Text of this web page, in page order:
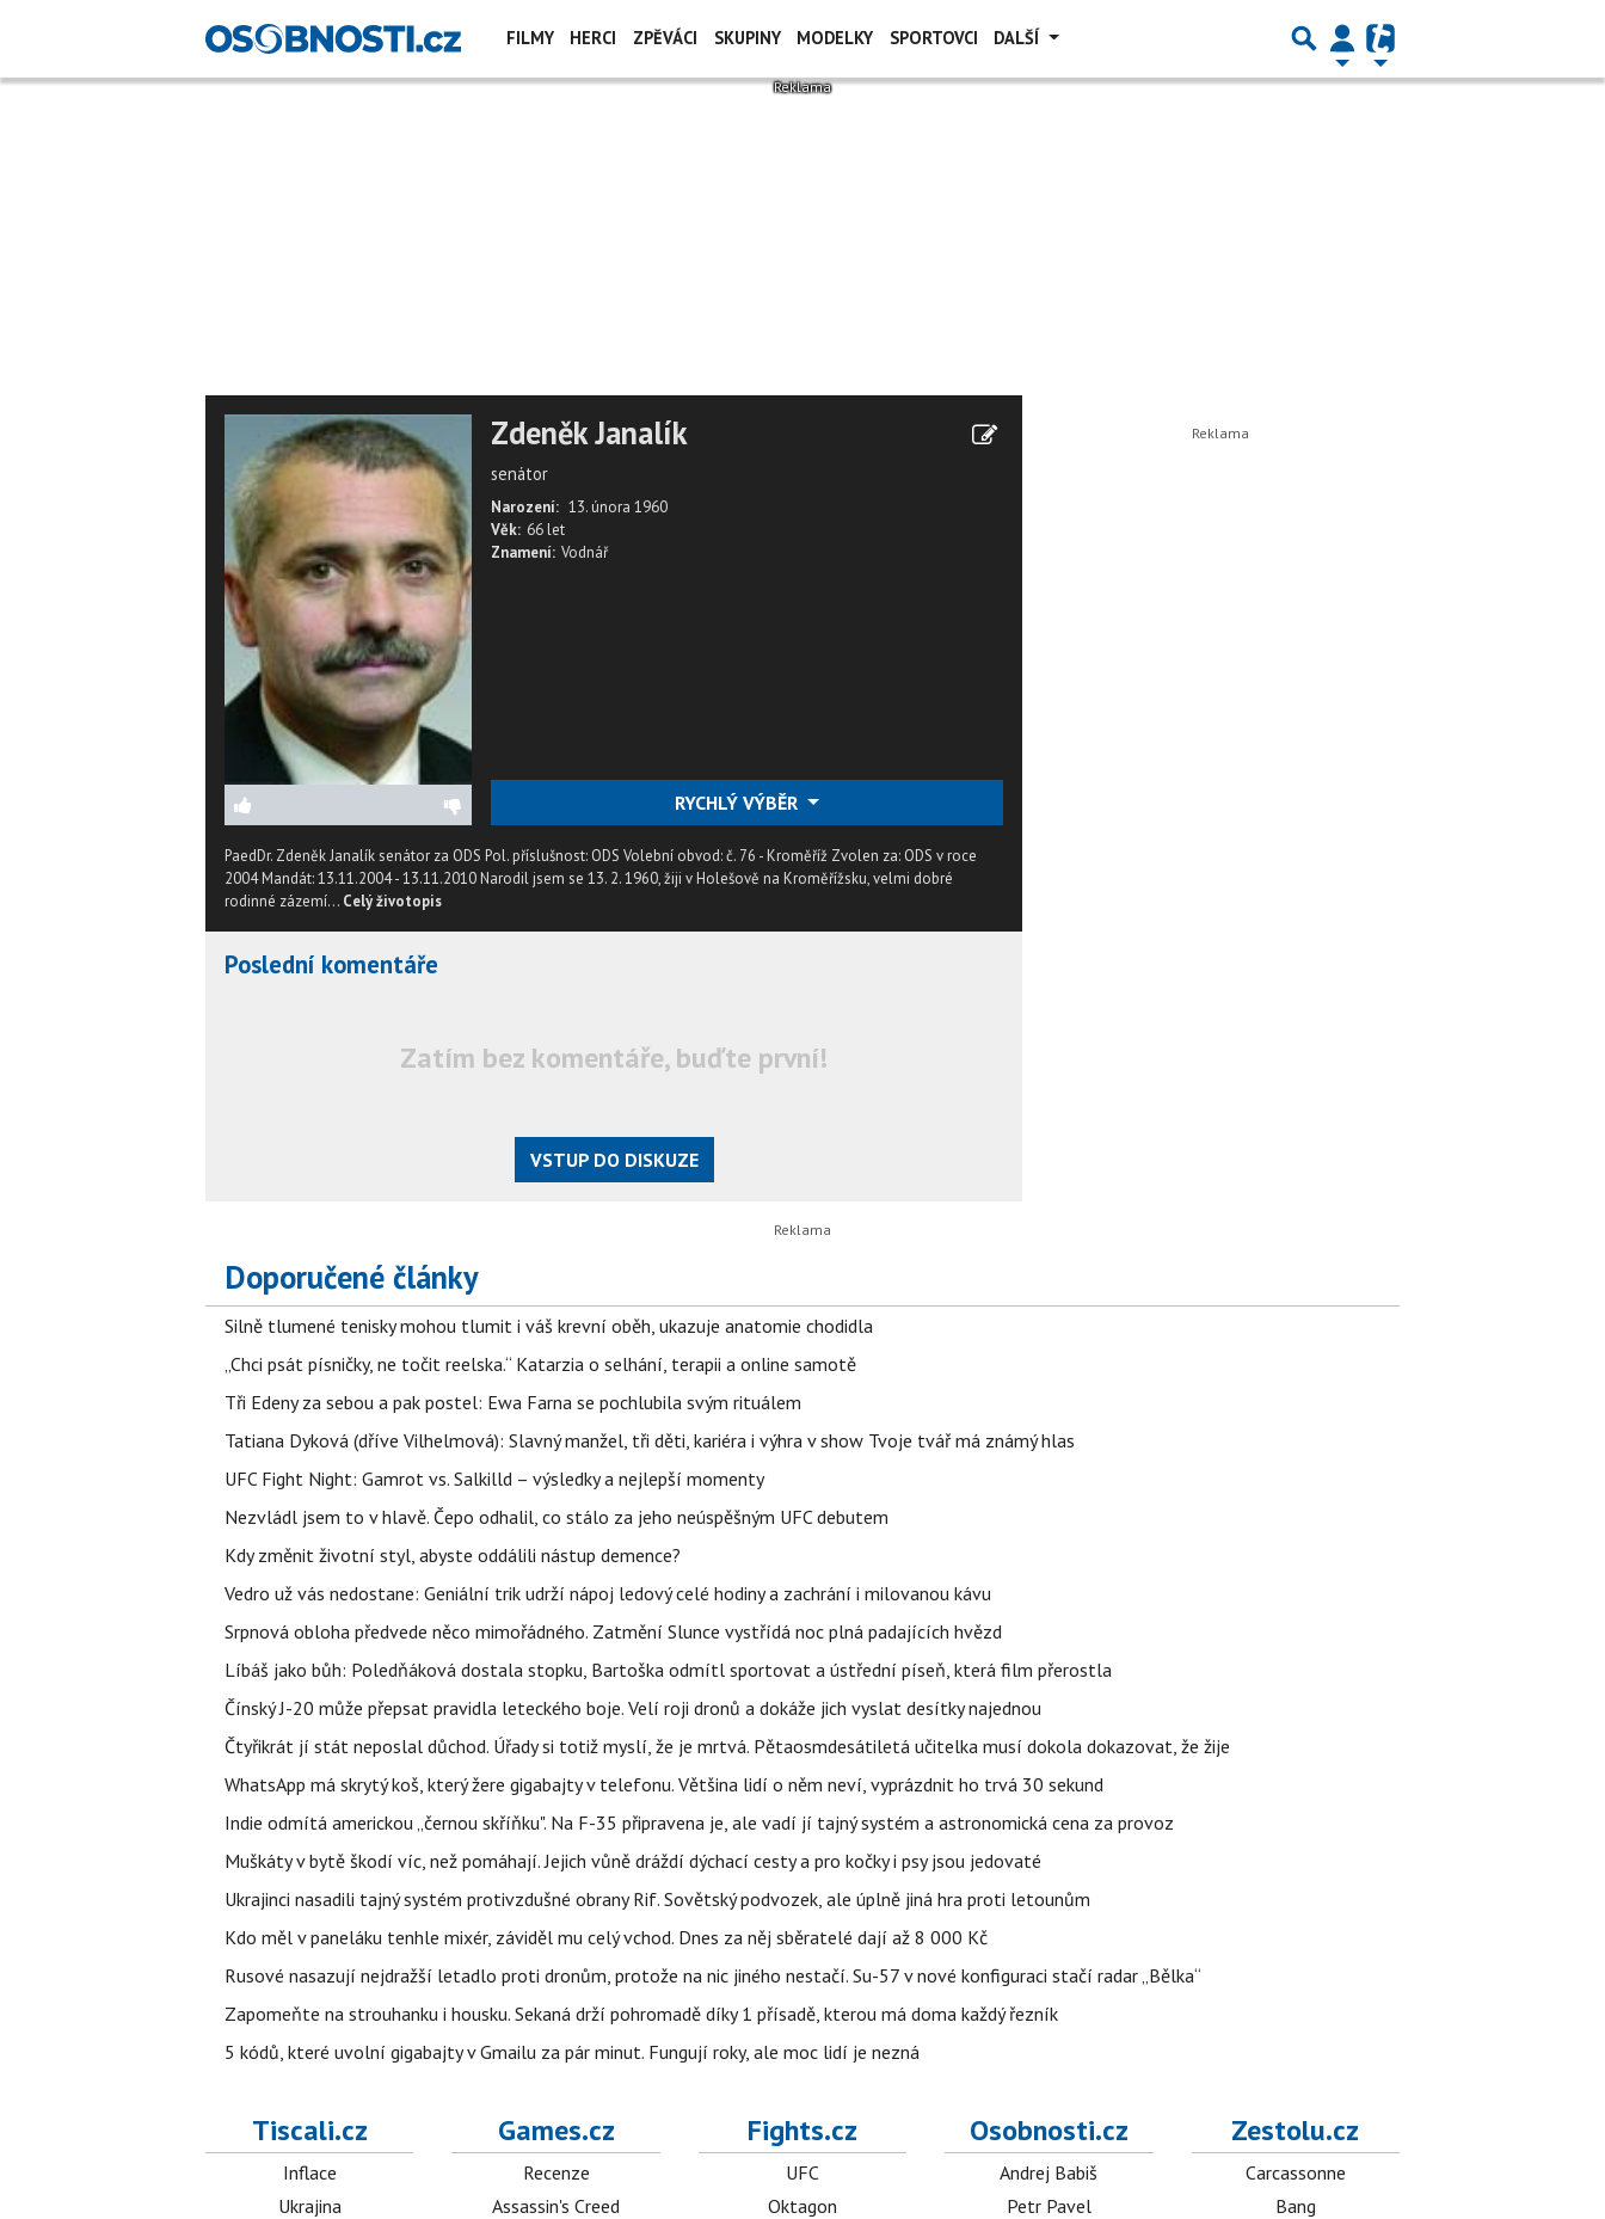
FILMY HERCI ZPĚVÁCI SKUPINY MODELKY SPORTOVCI DALŠÍ
Zdeněk Janalík
senátor
Narození: 13. února 1960
Věk: 66 let
Znamení: Vodnář
RYCHLÝ VÝBĚR
PaedDr. Zdeněk Janalík senátor za ODS Pol. příslušnost: ODS Volební obvod: č. 76 - Kroměříž Zvolen za: ODS v roce
2004 Mandát: 13.11.2004 - 13.11.2010 Narodil jsem se 13. 2. 1960, žiji v Holešově na Kroměřížsku, velmi dobré
rodinné zázemí... Celý životopis
Poslední komentáře
Zatím bez komentáře, buďte první!
VSTUP DO DISKUZE
Doporučené články
Silně tlumené tenisky mohou tlumit i váš krevní oběh, ukazuje anatomie chodidla
„Chci psát písničky, ne točit reelska.“ Katarzia o selhání, terapii a online samotě
Tři Edeny za sebou a pak postel: Ewa Farna se pochlubila svým rituálem
Tatiana Dyková (dříve Vilhelmová): Slavný manžel, tři děti, kariéra i výhra v show Tvoje tvář má známý hlas
UFC Fight Night: Gamrot vs. Salkilld – výsledky a nejlepší momenty
Nezvládl jsem to v hlavě. Čepo odhalil, co stálo za jeho neúspěšným UFC debutem
Kdy změnit životní styl, abyste oddálili nástup demence?
Vedro už vás nedostane: Geniální trik udrží nápoj ledový celé hodiny a zachrání i milovanou kávu
Srpnová obloha předvede něco mimořádného. Zatmění Slunce vystřídá noc plná padajících hvězd
Líbáš jako bůh: Poledňáková dostala stopku, Bartoška odmítl sportovat a ústřední píseň, která film přerostla
Čínský J-20 může přepsat pravidla leteckého boje. Velí roji dronů a dokáže jich vyslat desítky najednou
Čtyřikrát jí stát neposlal důchod. Úřady si totiž myslí, že je mrtvá. Pětaosmdesátiletá učitelka musí dokola dokazovat, že žije
WhatsApp má skrytý koš, který žere gigabajty v telefonu. Většina lidí o něm neví, vyprázdnit ho trvá 30 sekund
Indie odmítá americkou „černou skříňku". Na F-35 připravena je, ale vadí jí tajný systém a astronomická cena za provoz
Muškáty v bytě škodí víc, než pomáhají. Jejich vůně dráždí dýchací cesty a pro kočky i psy jsou jedovaté
Ukrajinci nasadili tajný systém protivzdušné obrany Rif. Sovětský podvozek, ale úplně jiná hra proti letounům
Kdo měl v paneláku tenhle mixér, záviděl mu celý vchod. Dnes za něj sběratelé dají až 8 000 Kč
Rusové nasazují nejdražší letadlo proti dronům, protože na nic jiného nestačí. Su-57 v nové konfiguraci stačí radar „Bělka“
Zapomeňte na strouhanku i housku. Sekaná drží pohromadě díky 1 přísadě, kterou má doma každý řezník
5 kódů, které uvolní gigabajty v Gmailu za pár minut. Fungují roky, ale moc lidí je nezná
Tiscali.cz
Inflace
Ukrajina
Games.cz
Recenze
Assassin's Creed
Fights.cz
UFC
Oktagon
Osobnosti.cz
Andrej Babiš
Petr Pavel
Zestolu.cz
Carcassonne
Bang